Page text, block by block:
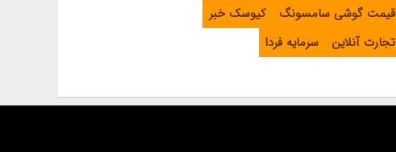
قیمت گوشی سامسونگ
کیوسک خبر
تجارت آنلاین
سرمایه فردا